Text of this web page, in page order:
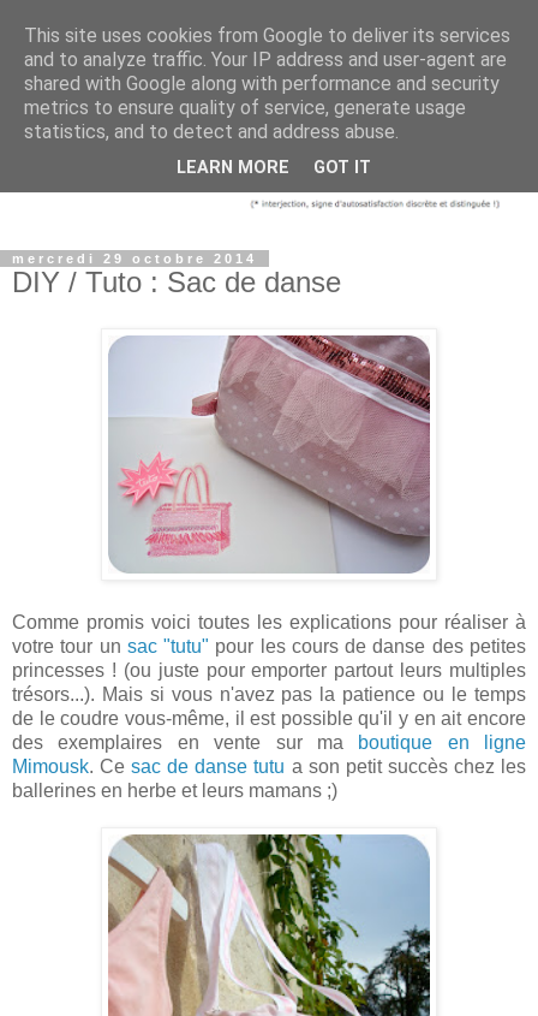
mercredi 29 octobre 2014
DIY / Tuto : Sac de danse
Comme promis voici toutes les explications pour réaliser à
votre tour un sac "tutu" pour les cours de danse des petites
princesses ! (ou juste pour emporter partout leurs multiples
trésors...). Mais si vous n'avez pas la patience ou le temps
de le coudre vous-même, il est possible qu'il y en ait encore
des exemplaires en vente sur ma
boutique en ligne
Mimousk. Cesac de danse tutu a son petit succès chez les
ballerines en herbe et leurs mamans ;)
This site uses cookies from Google to deliver its services
and to analyze traffic. Your IP address and user-agent are
shared with Google along with performance and security
metrics to ensure quality of service, generate usage
statistics, and to detect and address abuse.
LEARN MORE GOT IT